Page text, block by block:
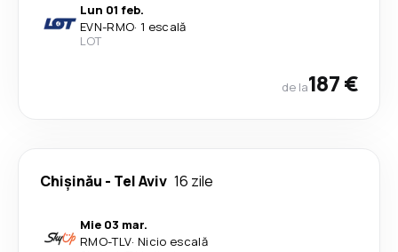
Lun 01 feb.
EVN-RMO· 1 escală
LOT
de la187 €
Chişinău - Tel Aviv 16 zile
Mie 03 mar.
RMO-TLV· Nicio escală